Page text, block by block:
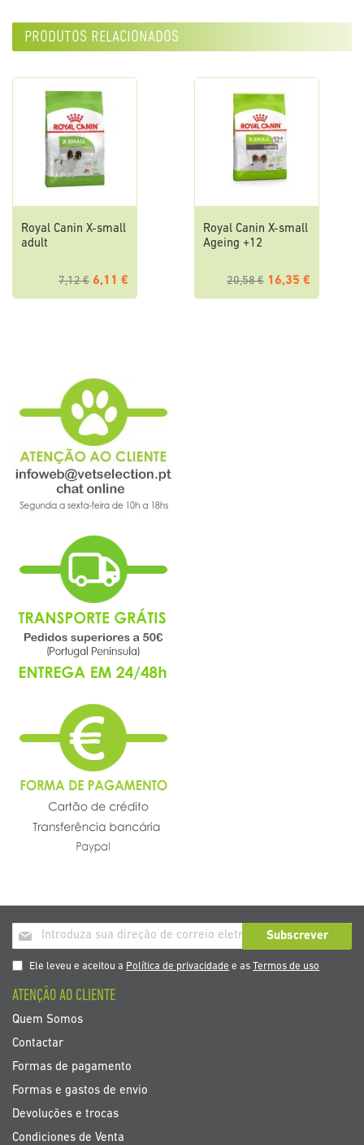
produtos relacionados
Royal Canin X-small
adult
7,12 € 6,11 €
Royal Canin X-small
Ageing +12
20,58 € 16,35 €
Inscrição
a
nosso
de
noticias
Subscrever
Ele leveu e aceitou a Política de privacidade e asTermos de uso
ATENÇÃO AO CLIENTE
Quem Somos
Contactar
Formas de pagamento
Formas e gastos de envio
Devoluções e trocas
Condiciones de Venta